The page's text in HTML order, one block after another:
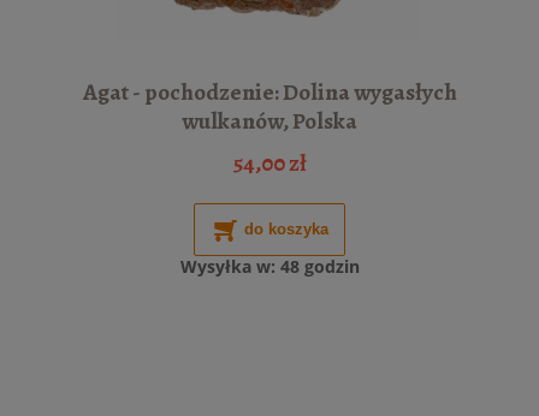
Agat - pochodzenie: Dolina wygasłych
wulkanów, Polska
54,00 zł
do koszyka
Wysyłka w: 48 godzin